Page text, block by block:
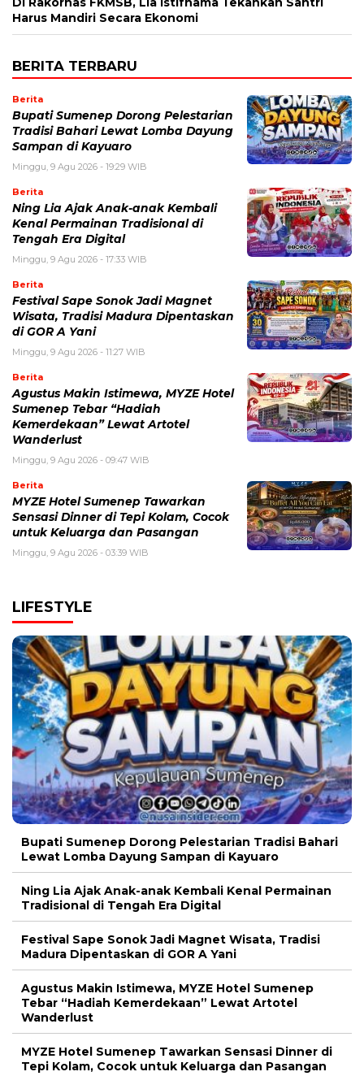
Harus Mandiri Secara Ekonomi
BERITA TERBARU
Berita
Bupati Sumenep Dorong Pelestarian
Tradisi Bahari Lewat Lomba Dayung
Sampan di Kayuaro
Minggu, 9 Agu 2026 - 19:29 WIB
Berita
Ning Lia Ajak Anak-anak Kembali
Kenal Permainan Tradisional di
Tengah Era Digital
Minggu, 9 Agu 2026 - 17:33 WIB
Berita
Festival Sape Sonok Jadi Magnet
Wisata, Tradisi Madura Dipentaskan
di GOR A Yani
Minggu, 9 Agu 2026 - 11:27 WIB
Berita
Agustus Makin Istimewa, MYZE Hotel
Sumenep Tebar “Hadiah
Kemerdekaan” Lewat Artotel
Wanderlust
Minggu, 9 Agu 2026 - 09:47 WIB
Berita
MYZE Hotel Sumenep Tawarkan
Sensasi Dinner di Tepi Kolam, Cocok
untuk Keluarga dan Pasangan
Minggu, 9 Agu 2026 - 03:39 WIB
LIFESTYLE
Bupati Sumenep Dorong Pelestarian Tradisi Bahari
Lewat Lomba Dayung Sampan di Kayuaro
Ning Lia Ajak Anak-anak Kembali Kenal Permainan
Tradisional di Tengah Era Digital
Festival Sape Sonok Jadi Magnet Wisata, Tradisi
Madura Dipentaskan di GOR A Yani
Agustus Makin Istimewa, MYZE Hotel Sumenep
Tebar “Hadiah Kemerdekaan” Lewat Artotel
Wanderlust
MYZE Hotel Sumenep Tawarkan Sensasi Dinner di
Tepi Kolam, Cocok untuk Keluarga dan Pasangan